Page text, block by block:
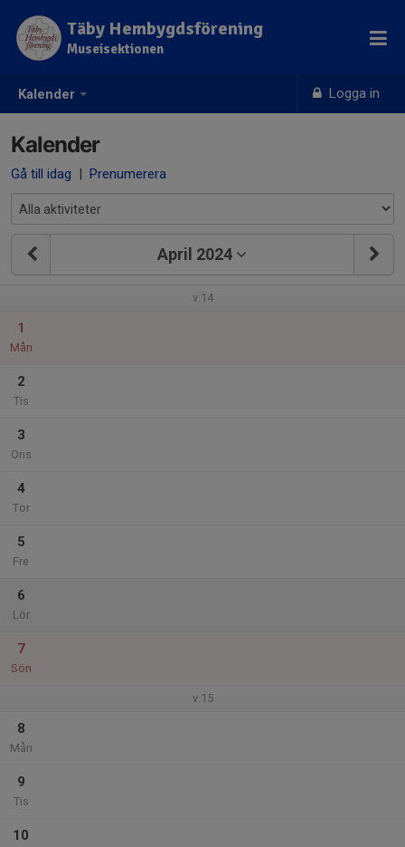
Kalender Logga in
Täby Hembygdsförening
Museisektionen
Kalender
Gå till idag | Prenumerera
April 2024
v.14
1
Mån
2
Tis
3
Ons
4
Tor
5
Fre
6
Lör
7
Sön
v.15
8
Mån
9
Tis
10